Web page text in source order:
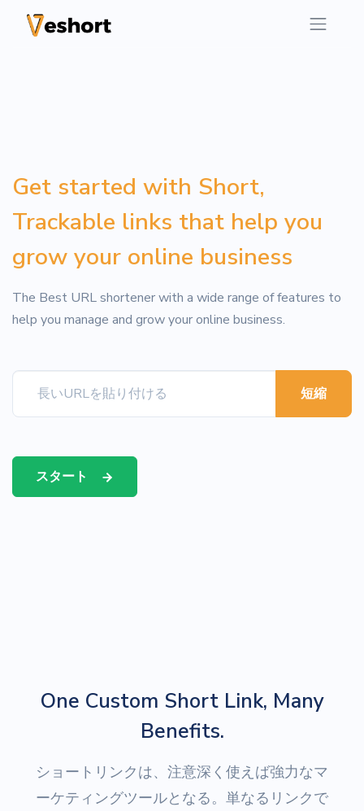
Get started with Short,
Trackable links that help you
grow your online business
The Best URL shortener with a wide range of features to
help you manage and grow your online business.
短縮
スタート
One Custom Short Link, Many
Benefits.
ショートリンクは、注意深く使えば強力なマ
ーケティングツールとなる。単なるリンクで